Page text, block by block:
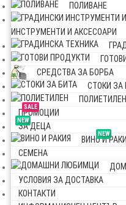
ПОЛИВАНЕ
ИНСТРУМЕНТИ И АКСЕСОАРИ
СРЕДСТВА ЗА БОРБА
СТОКИ ЗА
ПОЛИЕТИЛЕН
SALE
ПРОМОЦИИ
NEW
ЗА ДЕЦА
NEW
ВИНО И
СЕМЕНА
УСЛОВИЯ ЗА ДОСТАВКА
КОНТАКТИ